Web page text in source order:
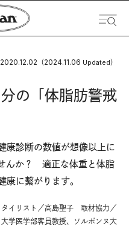
2020.12.02 （2024.11.06 Updated）
の「体脂肪警戒
康診断の数値が想像以上に
んか？ 適正な体重と体脂
に繫がります。
イリスト／高島聖子 取材協力／
学医学部客員教授、ソルボンヌ大